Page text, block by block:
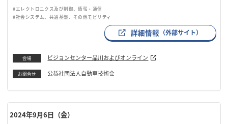
#エレクトロニクス及び制御、情報・通信
#社会システム、共通基盤、その他モビリティ
詳細情報 （外部サイト）
会場 ビジョンセンター品川およびオンライン
お問合せ 公益社団法人自動車技術会
2024年9月6日（金）